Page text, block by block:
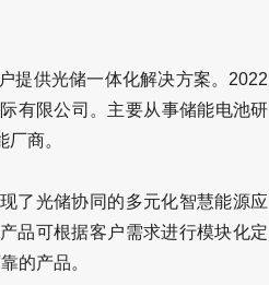
提供光储一体化解决方案。2022
有限公司。主要从事储能电池研
商。
了光储协同的多元化智慧能源应
品可根据客户需求进行模块化定
的产品。